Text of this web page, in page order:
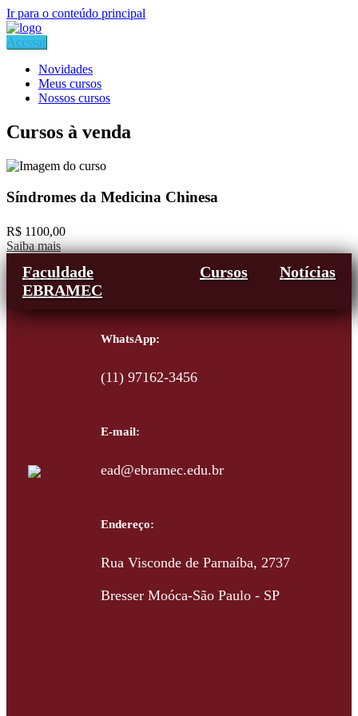
Ir para o conteúdo principal
Acessar
Novidades
Meus cursos
Nossos cursos
Cursos à venda
Síndromes da Medicina Chinesa
R$ 1100,00
Saiba mais
Faculdade
EBRAMEC
Cursos Notícias
WhatsApp:
(11) 97162-3456
E-mail:
ead@ebramec.edu.br
Endereço:
Rua Visconde de Parnaíba, 2737
Bresser Moóca-São Paulo - SP